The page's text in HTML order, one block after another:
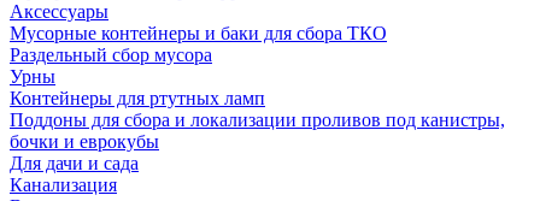
Аксессуары
Мусорные контейнеры и баки для сбора ТКО
Раздельный сбор мусора
Урны
Контейнеры для ртутных ламп
Поддоны для сбора и локализации проливов под канистры,
бочки и еврокубы
Для дачи и сада
Канализация